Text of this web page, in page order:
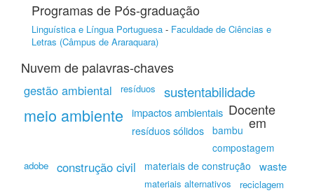
Programas de Pós-graduação
Linguística e Língua Portuguesa - Faculdade de Ciências e
Letras (Câmpus de Araraquara)
Nuvem de palavras-chaves
gestão ambiental resíduos sustentabilidade
meio ambiente impactos ambientais
resíduos sólidos bambu
compostagem
adobe construção civil materiais de construção waste
materiais alternativos reciclagem
Docente
em